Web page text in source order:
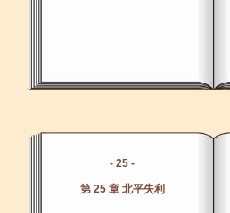
- 25 -
第 25 章 北平失利